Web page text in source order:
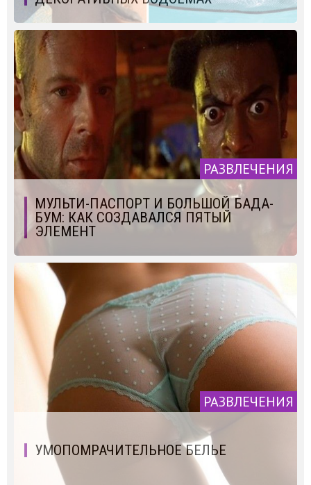
РАЗВЛЕЧЕНИЯ
МУЛЬТИ-ПАСПОРТ И БОЛЬШОЙ БАДА-
БУМ: КАК СОЗДАВАЛСЯ ПЯТЫЙ
ЭЛЕМЕНТ
РАЗВЛЕЧЕНИЯ
УМОПОМРАЧИТЕЛЬНОЕ БЕЛЬЕ